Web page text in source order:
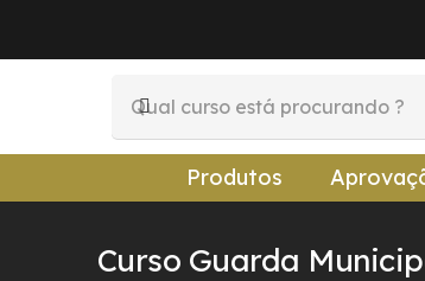
Produtos
Curso Guarda